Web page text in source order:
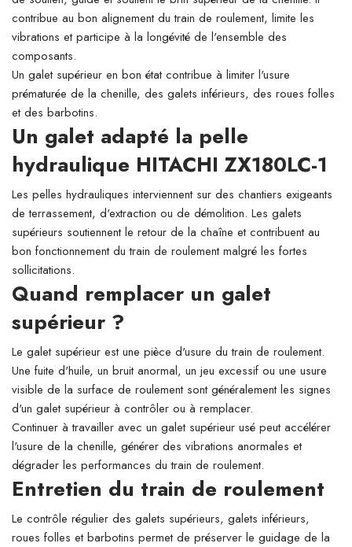
contribue au bon alignement du train de roulement, limite les
vibrations et participe à la longévité de l'ensemble des
composants.
Un galet supérieur en bon état contribue à limiter l'usure
prématurée de la chenille, des galets inférieurs, des roues folles
et des barbotins.
Un galet adapté la pelle
hydraulique HITACHI ZX180LC-1
Les pelles hydrauliques interviennent sur des chantiers exigeants
de terrassement, d'extraction ou de démolition. Les galets
supérieurs soutiennent le retour de la chaîne et contribuent au
bon fonctionnement du train de roulement malgré les fortes
sollicitations.
Quand remplacer un galet
supérieur ?
Le galet supérieur est une pièce d'usure du train de roulement.
Une fuite d'huile, un bruit anormal, un jeu excessif ou une usure
visible de la surface de roulement sont généralement les signes
d'un galet supérieur à contrôler ou à remplacer.
Continuer à travailler avec un galet supérieur usé peut accélérer
l'usure de la chenille, générer des vibrations anormales et
dégrader les performances du train de roulement.
Entretien du train de roulement
Le contrôle régulier des galets supérieurs, galets inférieurs,
roues folles et barbotins permet de préserver le guidage de la